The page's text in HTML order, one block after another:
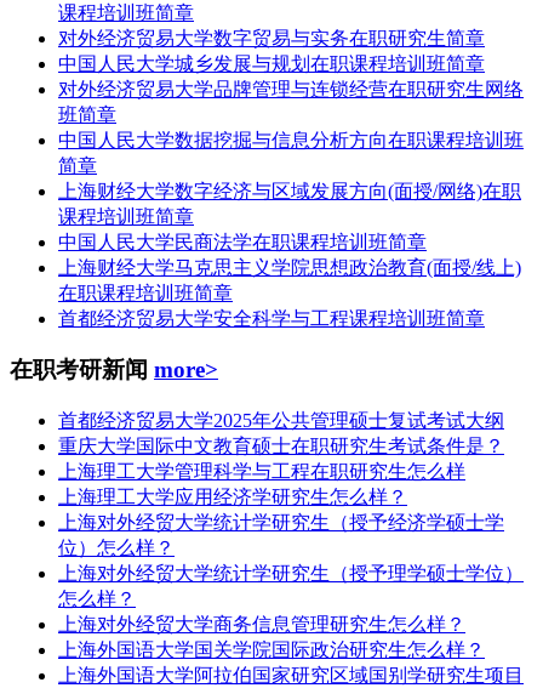
课程培训班简章
对外经济贸易大学数字贸易与实务在职研究生简章
中国人民大学城乡发展与规划在职课程培训班简章
对外经济贸易大学品牌管理与连锁经营在职研究生网络
班简章
中国人民大学数据挖掘与信息分析方向在职课程培训班
简章
上海财经大学数字经济与区域发展方向(面授/网络)在职
课程培训班简章
中国人民大学民商法学在职课程培训班简章
上海财经大学马克思主义学院思想政治教育(面授/线上)
在职课程培训班简章
首都经济贸易大学安全科学与工程课程培训班简章
在职考研新闻 more>
首都经济贸易大学2025年公共管理硕士复试考试大纲
重庆大学国际中文教育硕士在职研究生考试条件是？
上海理工大学管理科学与工程在职研究生怎么样
上海理工大学应用经济学研究生怎么样？
上海对外经贸大学统计学研究生（授予经济学硕士学
位）怎么样？
上海对外经贸大学统计学研究生（授予理学硕士学位）
怎么样？
上海对外经贸大学商务信息管理研究生怎么样？
上海外国语大学国关学院国际政治研究生怎么样？
上海外国语大学阿拉伯国家研究区域国别学研究生项目